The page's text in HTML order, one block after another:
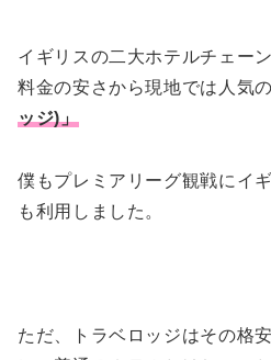
イギリスの二大ホテルチェー
料金の安さから現地では人気の
ッジ)」
僕もプレミアリーグ観戦にイ
も利用しました。
ただ、トラベロッジはその格